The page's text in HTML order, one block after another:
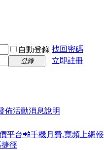
自動登錄 找回密碼
登錄
立即註冊
佈活動消息說明
平台📲手機月費,寬頻上網
徑